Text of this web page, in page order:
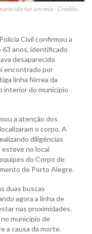
faz um mês - Crédito:
Civil confirmou a
63 anos, identificado
desaparecido
encontrado por
linha férrea da
interior do município
a atenção dos
o corpo. A
diligências
no local
do Corpo de
de Porto Alegre.
duas buscas
agora a linha de
nas proximidades.
município de
a causa da morte.